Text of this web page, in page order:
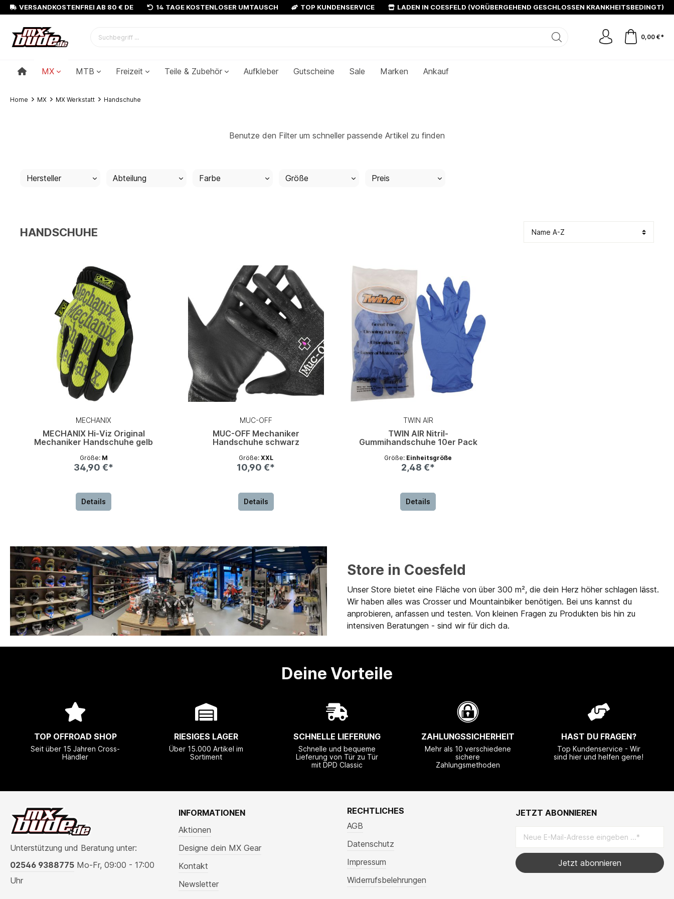
VERSANDKOSTENFREI AB 80 € DE 14 TAGE KOSTENLOSER UMTAUSCH TOP KUNDENSERVICE LADEN IN COESFELD (VORÜBERGEHEND GESCHLOSSEN KRANKHEITSBEDINGT)
0,00 €*
MX MTB Freizeit Teile & Zubehör Aufkleber Gutscheine Sale Marken Ankauf
Home MX MX Werkstatt Handschuhe
Benutze den Filter um schneller passende Artikel zu finden
Hersteller Abteilung Farbe Größe Preis
HANDSCHUHE
MECHANIX
MECHANIX Hi-Viz Original
Mechaniker Handschuhe gelb
Größe: M
34,90 €*
Details
MUC-OFF
MUC-OFF Mechaniker
Handschuhe schwarz
Größe: XXL
10,90 €*
Details
TWIN AIR
TWIN AIR Nitril-
Gummihandschuhe 10er Pack
Größe: Einheitsgröße
2,48 €*
Details
Store in Coesfeld
Unser Store bietet eine Fläche von über 300 m², die dein Herz höher schlagen lässt.
Wir haben alles was Crosser und Mountainbiker benötigen. Bei uns kannst du
anprobieren, anfassen und testen. Von kleinen Fragen zu Produkten bis hin zu
intensiven Beratungen - sind wir für dich da.
Deine Vorteile
TOP OFFROAD SHOP
Seit über 15 Jahren Cross-
Händler
RIESIGES LAGER
Über 15.000 Artikel im
Sortiment
SCHNELLE LIEFERUNG
Schnelle und bequeme
Lieferung von Tür zu Tür
mit DPD Classic
ZAHLUNGSSICHERHEIT
Mehr als 10 verschiedene
sichere
Zahlungsmethoden
HAST DU FRAGEN?
Top Kundenservice - Wir
sind hier und helfen gerne!
Unterstützung und Beratung unter:
02546 9388775 Mo-Fr, 09:00 - 17:00
Uhr
INFORMATIONEN
Aktionen
Designe dein MX Gear
Kontakt
Newsletter
RECHTLICHES
AGB
Datenschutz
Impressum
Widerrufsbelehrungen
JETZT ABONNIEREN
Jetzt abonnieren